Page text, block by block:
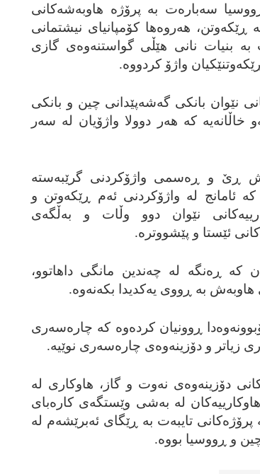
سه‌باره‌ت به‌ پرۆژه‌ هاوبه‌شه‌کانی
هه‌روه‌ها کۆمپانیای نیشتمانی
بنیات نانی هێڵی گواستنه‌وه‌ی گازی
واژۆ کردووه‌.
نێوان بانکی گه‌شه‌پێدانی چین و بانکی
ملیۆن دۆلار له‌و خاڵانه‌یه‌ که‌ هه‌ر دوولا واژۆیان له‌ سه‌ر
ڕێ و ڕه‌سمی واژۆکردنی گرێبه‌سته‌
ئامانج له‌ واژۆکردنی ئه‌م ڕێکه‌وتن و
نێوان دوو وڵات و به‌ڵگه‌ی
ئێستا و پێشووتره‌‌.
که‌ ڕه‌نگه‌ له‌ چه‌ندین مانگی داهاتوو،
به‌ ڕووی یه‌کدیدا بکه‌نه‌وه‌.
ڕوونیان کرده‌وه‌ که‌ چاره‌سه‌ری
زیاتر و دۆزینه‌وه‌ی چاره‌سه‌ری نوێیه‌.
دۆزینه‌وه‌ی نه‌وت و گاز، هاوکاری له‌
له‌ به‌شی وێستگه‌ی کاره‌بای
تایبه‌ت به‌ ڕێگای ئه‌برێشه‌م له‌
و ڕووسیا بووه‌.